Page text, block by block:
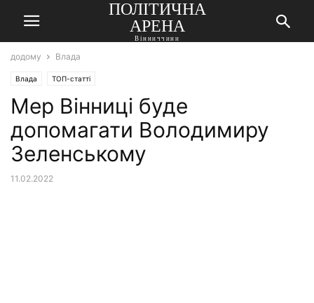
ПОЛІТИЧНА
АРЕНА
Вінниччини
додому Влада
Влада ТОП-статті
Мер Вінниці буде
допомагати Володимиру
Зеленському
11.02.2022